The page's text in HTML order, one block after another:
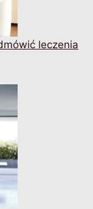
leczenia